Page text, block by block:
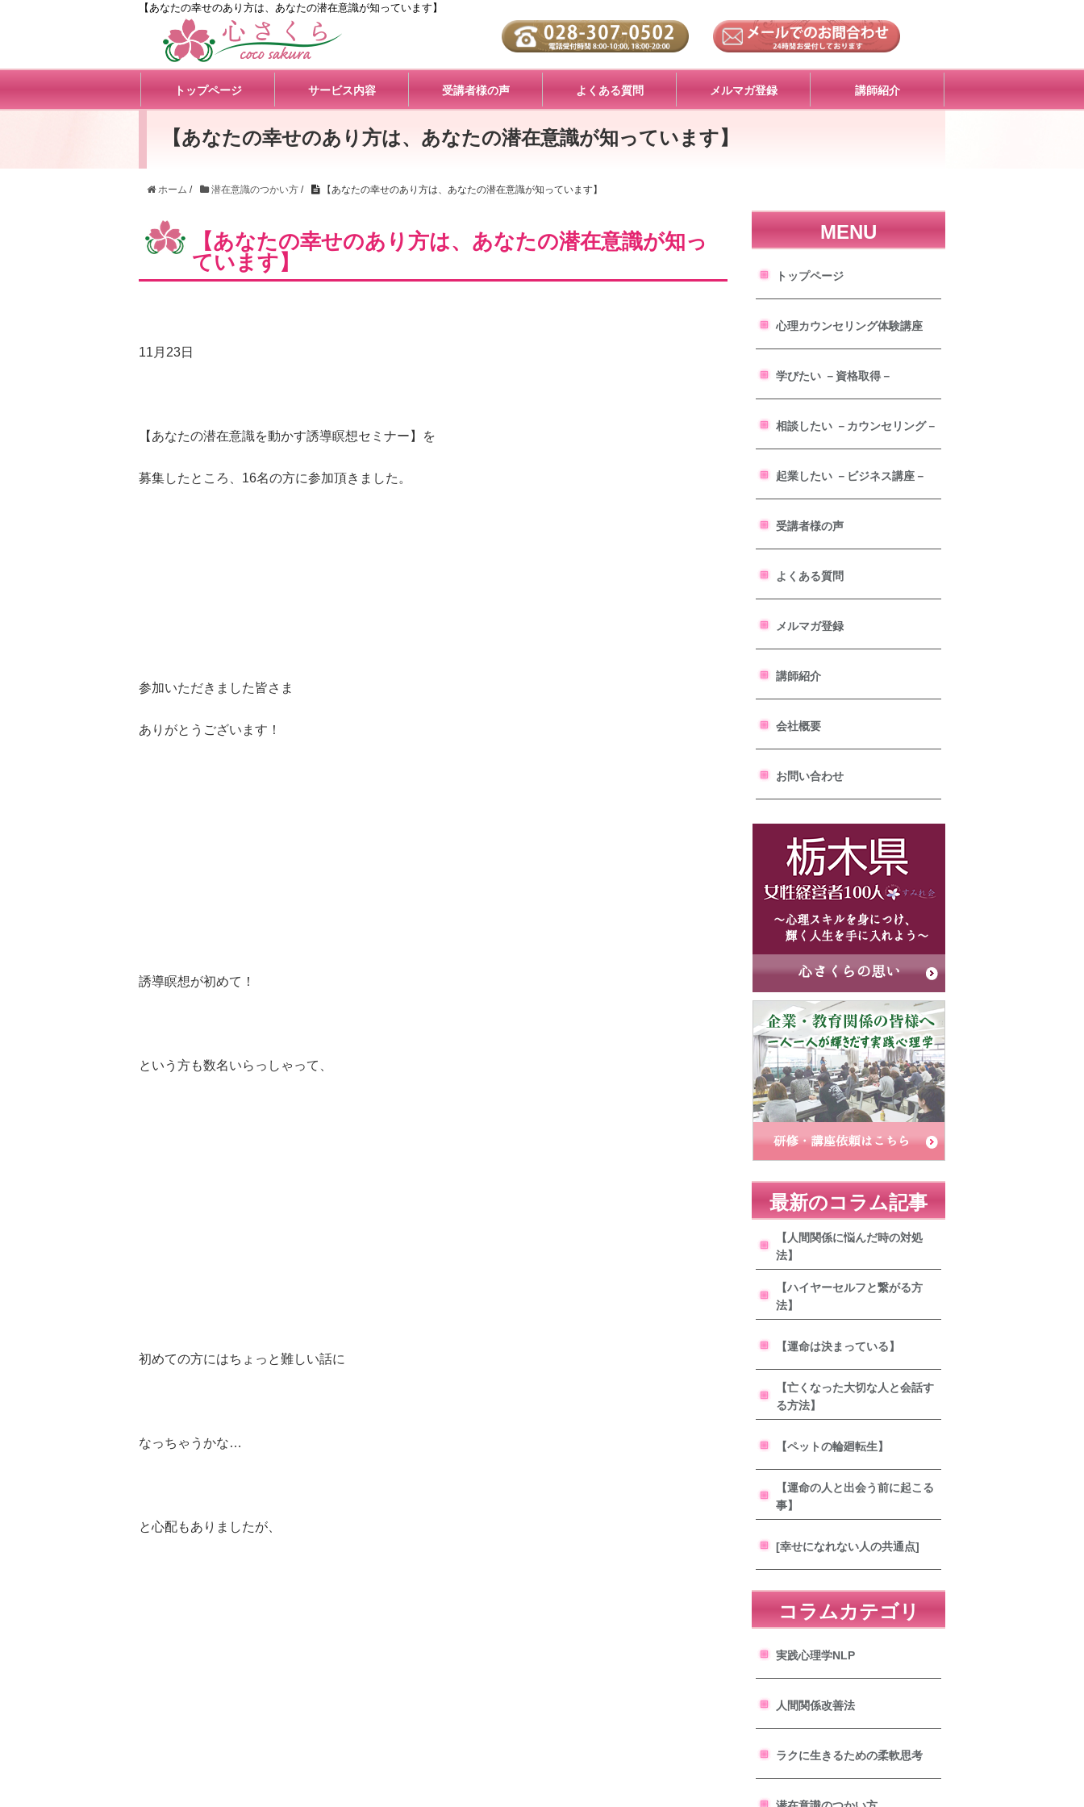
【あなたの幸せのあり方は、あなたの潜在意識が知っています】
トップページ サービス内容 受講者様の声 よくある質問 メルマガ登録 講師紹介
【あなたの幸せのあり方は、あなたの潜在意識が知っています】
ホーム / 潜在意識のつかい方 / 【あなたの幸せのあり方は、あなたの潜在意識が知っています】
【あなたの幸せのあり方は、あなたの潜在意識が知っ
ています】
11月23日
【あなたの潜在意識を動かす誘導瞑想セミナー】を
募集したところ、16名の方に参加頂きました。
参加いただきました皆さま
ありがとうございます！
誘導瞑想が初めて！
という方も数名いらっしゃって、
初めての方にはちょっと難しい話に
なっちゃうかな…
と心配もありましたが、
MENU
トップページ
心理カウンセリング体験講座
学びたい －資格取得－
相談したい －カウンセリング－
起業したい －ビジネス講座－
受講者様の声
よくある質問
メルマガ登録
講師紹介
会社概要
お問い合わせ
最新のコラム記事
【人間関係に悩んだ時の対処
法】
【ハイヤーセルフと繋がる方
法】
【運命は決まっている】
【亡くなった大切な人と会話す
る方法】
【ペットの輪廻転生】
【運命の人と出会う前に起こる
事】
[幸せになれない人の共通点]
コラムカテゴリ
実践心理学NLP
人間関係改善法
ラクに生きるための柔軟思考